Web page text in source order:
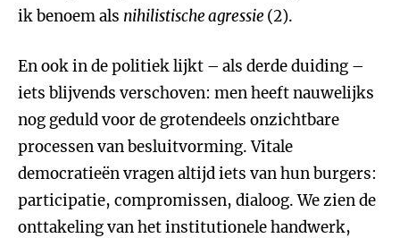
ik benoem als nihilistische agressie (2).
En ook in de politiek lijkt – als derde duiding –
iets blijvends verschoven: men heeft nauwelijks
nog geduld voor de grotendeels onzichtbare
processen van besluitvorming. Vitale
democratieën vragen altijd iets van hun burgers:
participatie, compromissen, dialoog. We zien de
onttakeling van het institutionele handwerk,